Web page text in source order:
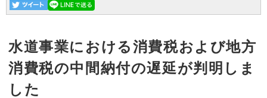
水道事業における消費税および地方
消費税の中間納付の遅延が判明しま
した